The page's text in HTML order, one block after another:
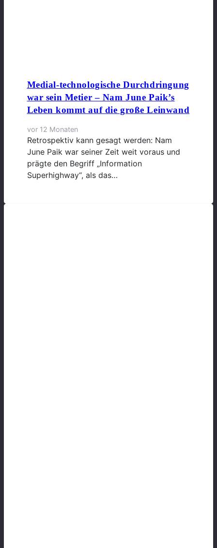
Medial-technologische Durchdringung
war sein Metier – Nam June Paik’s
Leben kommt auf die große Leinwand
vor 12 Monaten
Retrospektiv kann gesagt werden: Nam
June Paik war seiner Zeit weit voraus und
prägte den Begriff „Information
Superhighway“, als das…